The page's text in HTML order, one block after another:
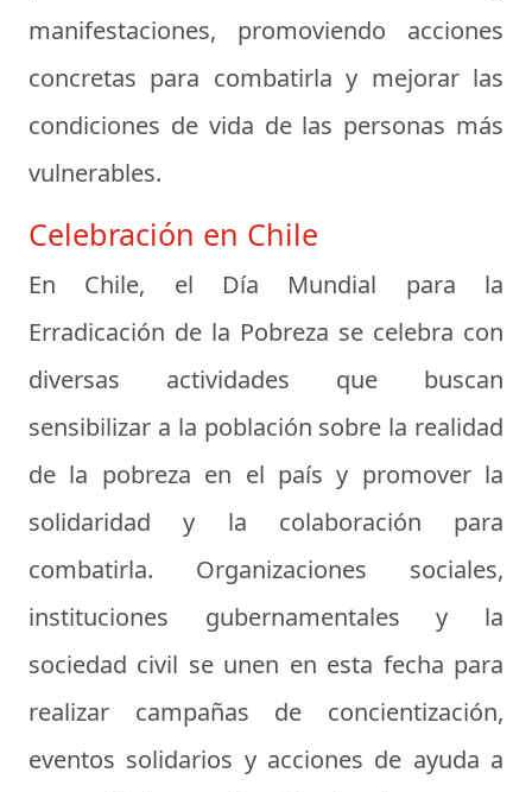
manifestaciones, promoviendo acciones
concretas para combatirla y mejorar las
condiciones de vida de las personas más
vulnerables.
Celebración en Chile
En Chile, el Día Mundial para la
Erradicación de la Pobreza se celebra con
diversas actividades que buscan
sensibilizar a la población sobre la realidad
de la pobreza en el país y promover la
solidaridad y la colaboración para
combatirla. Organizaciones sociales,
instituciones gubernamentales y la
sociedad civil se unen en esta fecha para
realizar campañas de concientización,
eventos solidarios y acciones de ayuda a